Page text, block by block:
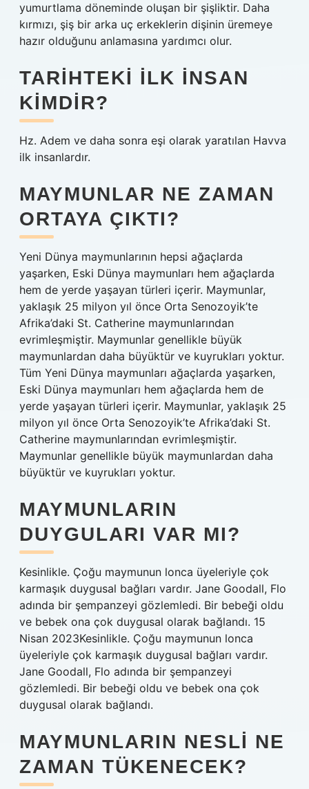
yumurtlama döneminde oluşan bir şişliktir. Daha
kırmızı, şiş bir arka uç erkeklerin dişinin üremeye
hazır olduğunu anlamasına yardımcı olur.
TARIHTEKI ILK INSAN
KIMDIR?
Hz. Adem ve daha sonra eşi olarak yaratılan Havva
ilk insanlardır.
MAYMUNLAR NE ZAMAN
ORTAYA ÇIKTI?
Yeni Dünya maymunlarının hepsi ağaçlarda
yaşarken, Eski Dünya maymunları hem ağaçlarda
hem de yerde yaşayan türleri içerir. Maymunlar,
yaklaşık 25 milyon yıl önce Orta Senozoyik’te
Afrika’daki St. Catherine maymunlarından
evrimleşmiştir. Maymunlar genellikle büyük
maymunlardan daha büyüktür ve kuyrukları yoktur.
Tüm Yeni Dünya maymunları ağaçlarda yaşarken,
Eski Dünya maymunları hem ağaçlarda hem de
yerde yaşayan türleri içerir. Maymunlar, yaklaşık 25
milyon yıl önce Orta Senozoyik’te Afrika’daki St.
Catherine maymunlarından evrimleşmiştir.
Maymunlar genellikle büyük maymunlardan daha
büyüktür ve kuyrukları yoktur.
MAYMUNLARIN
DUYGULARI VAR MI?
Kesinlikle. Çoğu maymunun lonca üyeleriyle çok
karmaşık duygusal bağları vardır. Jane Goodall, Flo
adında bir şempanzeyi gözlemledi. Bir bebeği oldu
ve bebek ona çok duygusal olarak bağlandı. 15
Nisan 2023Kesinlikle. Çoğu maymunun lonca
üyeleriyle çok karmaşık duygusal bağları vardır.
Jane Goodall, Flo adında bir şempanzeyi
gözlemledi. Bir bebeği oldu ve bebek ona çok
duygusal olarak bağlandı.
MAYMUNLARIN NESLI NE
ZAMAN TÜKENECEK?